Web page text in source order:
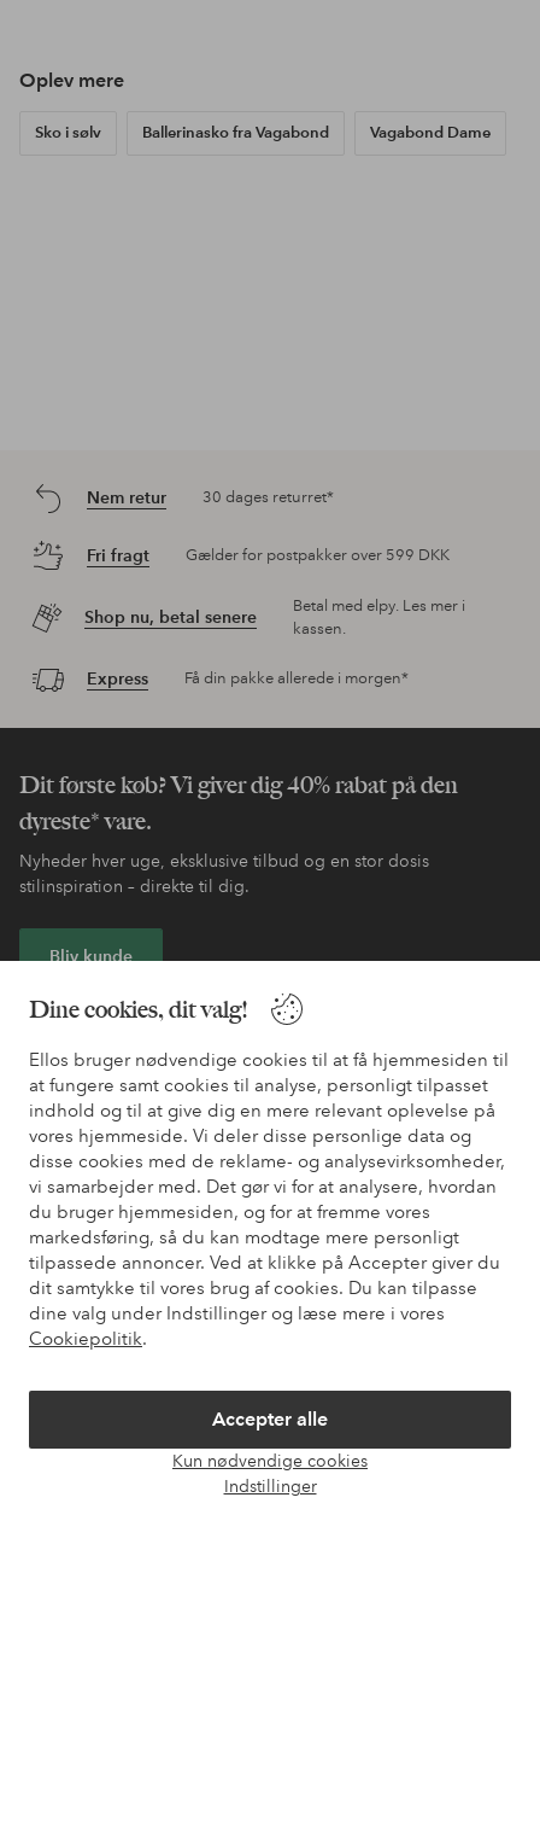
Dine cookies, dit valg!
Ellos bruger nødvendige cookies til at få hjemmesiden til
at fungere samt cookies til analyse, personligt tilpasset
indhold og til at give dig en mere relevant oplevelse på
vores hjemmeside. Vi deler disse personlige data og
disse cookies med de reklame- og analysevirksomheder,
vi samarbejder med. Det gør vi for at analysere, hvordan
du bruger hjemmesiden, og for at fremme vores
markedsføring, så du kan modtage mere personligt
tilpassede annoncer. Ved at klikke på Accepter giver du
dit samtykke til vores brug af cookies. Du kan tilpasse
dine valg under Indstillinger og læse mere i vores
Cookiepolitik.
Accepter alle
Kun nødvendige cookies
Indstillinger
Oplev mere
Sko i sølv Ballerinasko fra Vagabond Vagabond Dame
Nem retur 30 dages returret*
Fri fragt Gælder for postpakker over 599 DKK
Shop nu, betal senere
Betal med elpy. Les mer i
kassen.
Express Få din pakke allerede i morgen*
Dit første køb? Vi giver dig 40% rabat på den
dyreste* vare.
Nyheder hver uge, eksklusive tilbud og en stor dosis
stilinspiration – direkte til dig.
Bliv kunde
* Se tilbudsbetingelser ved registrering
Har du brug for hjælp?
Du kan finde svar på de oftest stillede spørgsmål i vores FAQ.
Du kan også finde oplysninger om, hvordan du kontakter os.
Kundeservice Bestilling Betalingsmåde
Mine sider
Om Ellos